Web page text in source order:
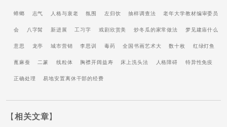
蟑螂 志气 人格与衰老 氛围 左归饮 抽样调查法 老年大学教材编审委员
会 八字髯 新进展 工习字 戏剧欣赏美 炒冬瓜的家常做法 梦见建庙什么
意思 龙亭 城市营销 李思训 毒药 全国书画艺术大 数十枚 红绿灯鱼
蓖麻蚕 二篆 线粒体 胸襟开阔益寿 床上洗头法 人格障碍 特异性免疫
正确处理 易地安置离休干部的经费
【 相关文章】